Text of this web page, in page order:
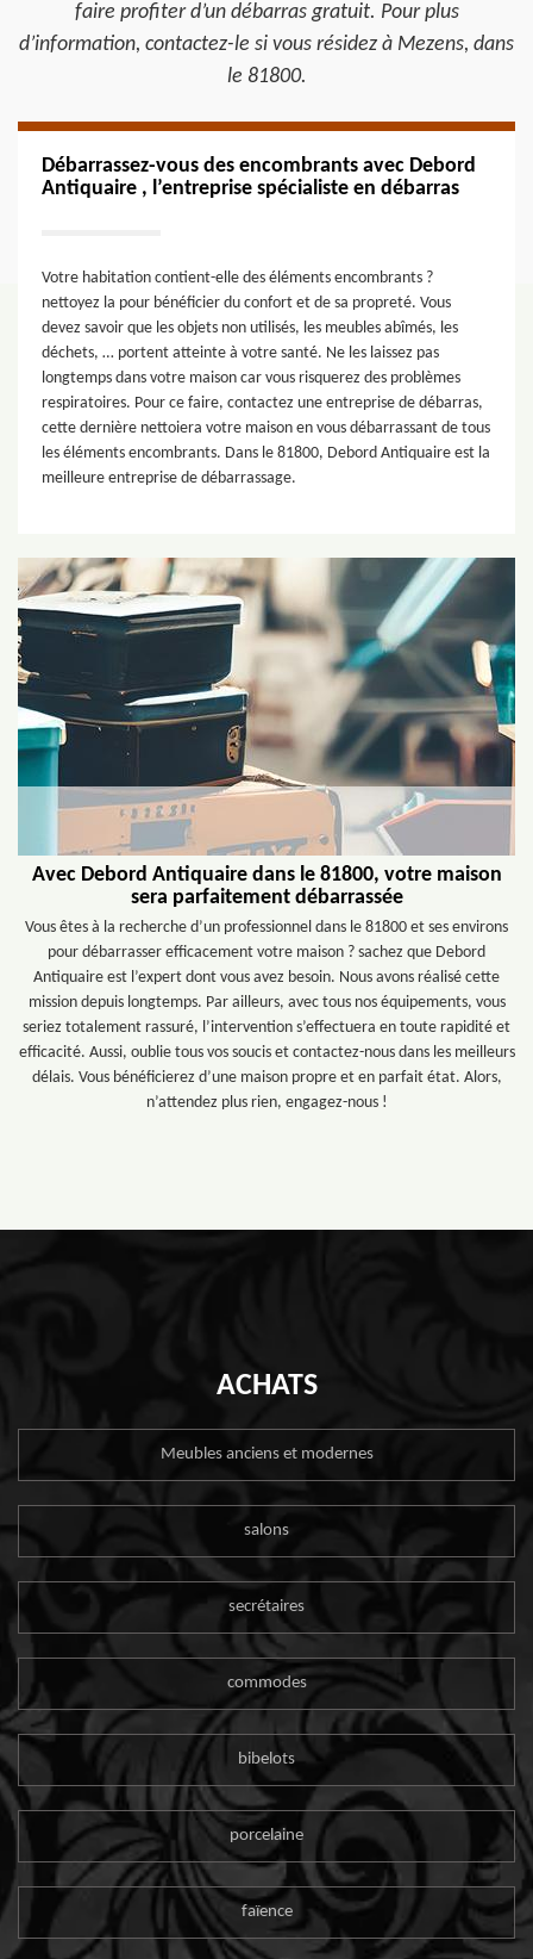
faire profiter d’un débarras gratuit. Pour plus
d’information, contactez-le si vous résidez à Mezens, dans
le 81800.
Débarrassez-vous des encombrants avec Debord
Antiquaire , l’entreprise spécialiste en débarras
Votre habitation contient-elle des éléments encombrants ?
nettoyez la pour bénéficier du confort et de sa propreté. Vous
devez savoir que les objets non utilisés, les meubles abîmés, les
déchets, … portent atteinte à votre santé. Ne les laissez pas
longtemps dans votre maison car vous risquerez des problèmes
respiratoires. Pour ce faire, contactez une entreprise de débarras,
cette dernière nettoiera votre maison en vous débarrassant de tous
les éléments encombrants. Dans le 81800, Debord Antiquaire est la
meilleure entreprise de débarrassage.
Avec Debord Antiquaire dans le 81800, votre maison
sera parfaitement débarrassée
Vous êtes à la recherche d’un professionnel dans le 81800 et ses environs
pour débarrasser efficacement votre maison ? sachez que Debord
Antiquaire est l’expert dont vous avez besoin. Nous avons réalisé cette
mission depuis longtemps. Par ailleurs, avec tous nos équipements, vous
seriez totalement rassuré, l’intervention s’effectuera en toute rapidité et
efficacité. Aussi, oublie tous vos soucis et contactez-nous dans les meilleurs
délais. Vous bénéficierez d’une maison propre et en parfait état. Alors,
n’attendez plus rien, engagez-nous !
ACHATS
Meubles anciens et modernes
salons
secrétaires
commodes
bibelots
porcelaine
faïence